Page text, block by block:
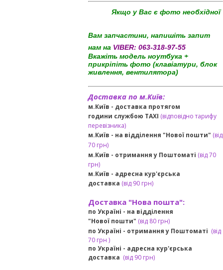
Якщо у Вас є фото необхідної
Вам запчастини, напишіть запит
нам на VIBER: 063-318-97-55
Вкажіть модель ноутбука +
прикріпіть фото (клавіатури, блок
живлення, вентилятора)
Доставка по м.Київ:
м.Київ - доставка протягом
години службою TAXI (відповідно тарифу
перевізника)
м.Київ - на відділення "Нової пошти" (від
70 грн)
м.Київ - отримання у Поштоматі (від 70
грн)
м.Київ - адресна кур'єрська
доставка (від90 грн)
Доставка "Нова пошта":
по Україні - на відділення
"Нової пошти" (від 80 грн)
по Україні - отримання у Поштоматі (від
70 грн )
по Україні - адресна кур'єрська
доставка (від90 грн)